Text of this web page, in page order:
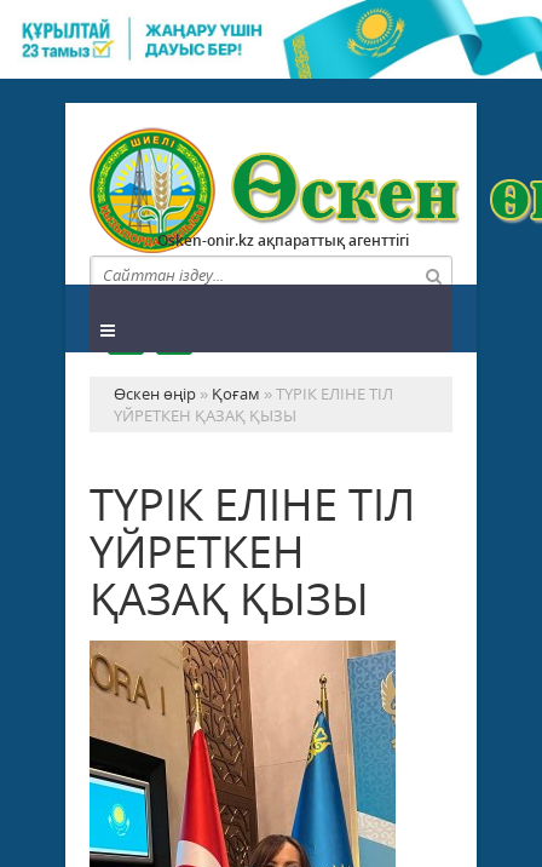
Osken-onir.kz ақпараттық агенттігі
Өскен өңір » Қоғам » ТҮРІК ЕЛІНЕ ТІЛ
ҮЙРЕТКЕН ҚАЗАҚ ҚЫЗЫ
ТҮРІК ЕЛІНЕ ТІЛ
ҮЙРЕТКЕН
ҚАЗАҚ ҚЫЗЫ